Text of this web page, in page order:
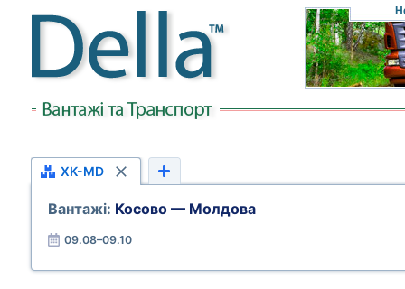
XK-MD
Вантажі: Косово — Молдова
09.08–09.10